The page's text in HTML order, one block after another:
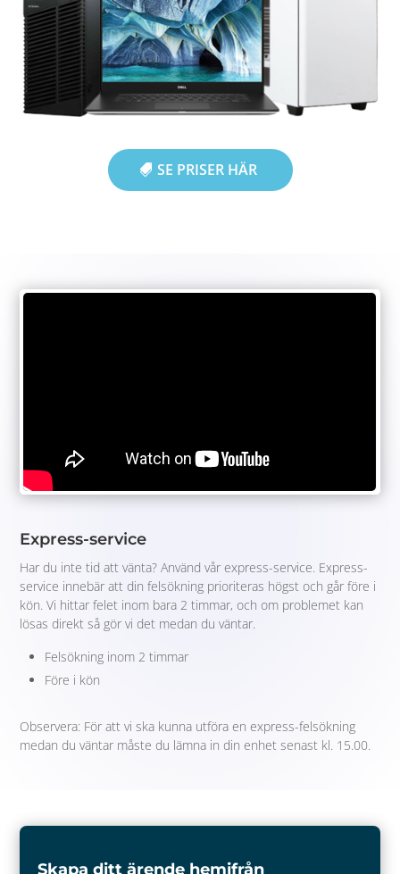
SE PRISER HÄR
Express-service
Har du inte tid att vänta? Använd vår express-service. Express-
service innebär att din felsökning prioriteras högst och går före i
kön. Vi hittar felet inom bara 2 timmar, och om problemet kan
lösas direkt så gör vi det medan du väntar.
Felsökning inom 2 timmar
Före i kön
Observera: För att vi ska kunna utföra en express-felsökning
medan du väntar måste du lämna in din enhet senast kl. 15.00.
Skapa ditt ärende hemifrån